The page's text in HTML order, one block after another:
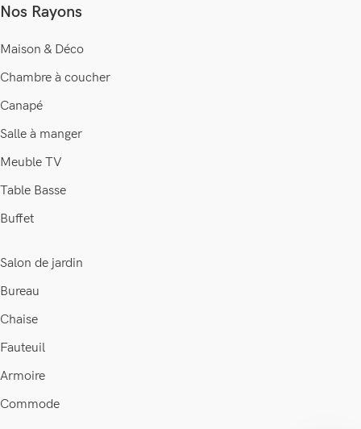
Nos Rayons
Maison & Déco
Chambre à coucher
Canapé
Salle à manger
Meuble TV
Table Basse
Buffet
Salon de jardin
Bureau
Chaise
Fauteuil
Armoire
Commode